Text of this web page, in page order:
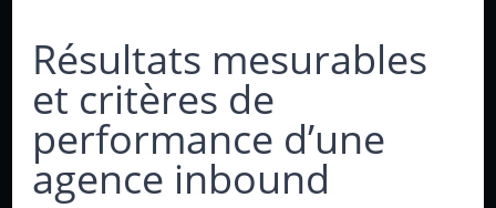
Résultats mesurables
et critères de
performance d’une
agence inbound